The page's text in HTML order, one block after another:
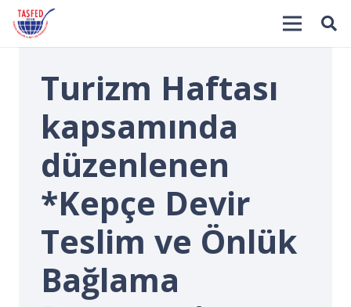
Turizm Haftası
kapsamında
düzenlenen
*Kepçe Devir
Teslim ve Önlük
Bağlama